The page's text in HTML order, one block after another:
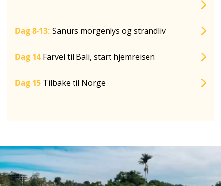
Dag 8-13: Sanurs morgenlys og strandliv
Dag 14 Farvel til Bali, start hjemreisen
Dag 15 Tilbake til Norge